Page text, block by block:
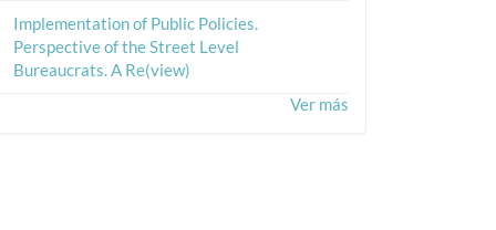
Implementation of Public Policies.
Perspective of the Street Level
Bureaucrats. A Re(view)
Ver más